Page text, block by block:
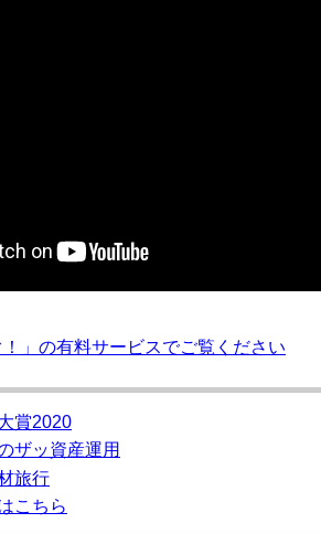
」の有料サービスでご覧ください